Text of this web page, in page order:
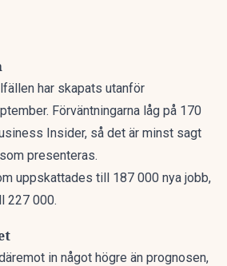
har skapats utanför
Förväntningarna låg på 170
Insider, så det är minst sagt
presenteras.
uppskattades till 187 000 nya jobb,
227 000.
in något högre än prognosen,